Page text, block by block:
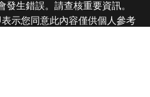
發生錯誤。請查核重要資訊。
示您同意此內容僅供個人參考